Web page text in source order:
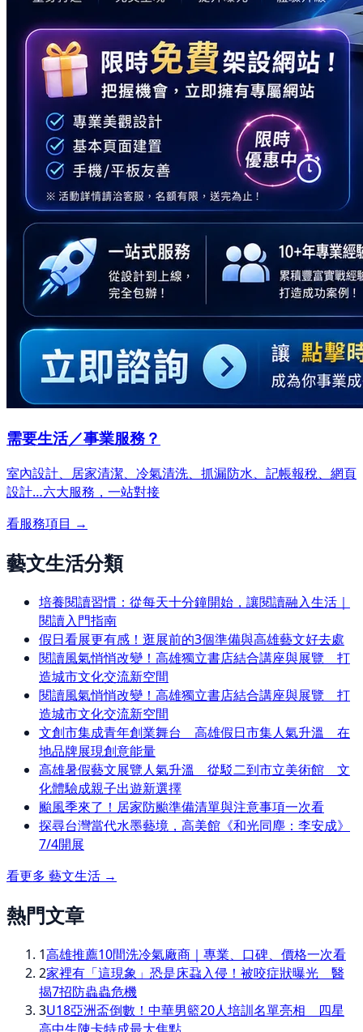
需要生活／事業服務？
室內設計、居家清潔、冷氣清洗、抓漏防水、記帳報稅、網頁
設計…六大服務，一站對接
看服務項目 →
藝文生活分類
培養閱讀習慣：從每天十分鐘開始，讓閱讀融入生活｜
閱讀入門指南
假日看展更有感！逛展前的3個準備與高雄藝文好去處
閱讀風氣悄悄改變！高雄獨立書店結合講座與展覽 打
造城市文化交流新空間
閱讀風氣悄悄改變！高雄獨立書店結合講座與展覽 打
造城市文化交流新空間
文創市集成青年創業舞台 高雄假日市集人氣升溫 在
地品牌展現創意能量
高雄暑假藝文展覽人氣升溫 從駁二到市立美術館 文
化體驗成親子出遊新選擇
颱風季來了！居家防颱準備清單與注意事項一次看
探尋台灣當代水墨藝境，高美館《和光同塵：李安成》
7/4開展
看更多 藝文生活 →
熱門文章
1高雄推薦10間洗冷氣廠商｜專業、口碑、價格一次看
2家裡有「這現象」恐是床蝨入侵！被咬症狀曝光 醫
揭7招防蟲蟲危機
3U18亞洲盃倒數！中華男籃20人培訓名單亮相 四星